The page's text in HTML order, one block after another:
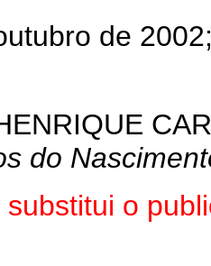
de
do
o